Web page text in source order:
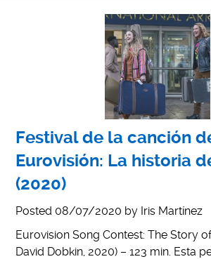
Festival de la canción
Eurovisión: La historia
(2020)
Posted 08/07/2020 by Iris Martínez
Eurovision Song Contest: The Story
David Dobkin, 2020) – 123 min. Esta